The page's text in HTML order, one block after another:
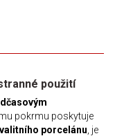
použití
pokrmu poskytuje
porcelánu , je